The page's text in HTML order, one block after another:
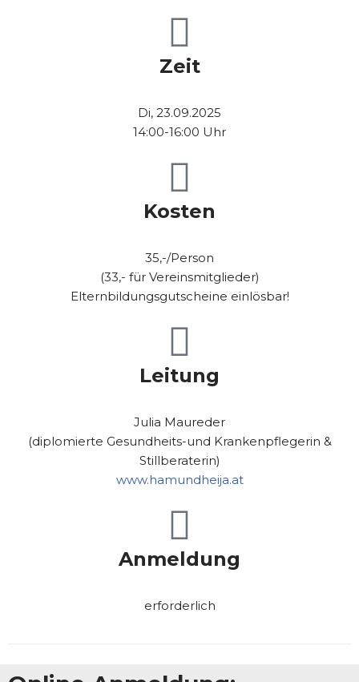
Zeit
Di, 23.09.2025
14:00-16:00 Uhr
Kosten
35,-/Person
(33,- für Vereinsmitglieder)
Elternbildungsgutscheine einlösbar!
Leitung
Julia Maureder
(diplomierte Gesundheits-und Krankenpflegerin &
Stillberaterin)
www.hamundheija.at
Anmeldung
erforderlich